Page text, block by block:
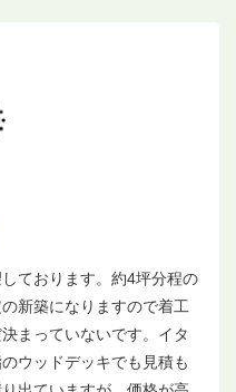
ております。約4坪分程の
新築になりますので着工
まっていないです。イタ
ウッドデッキでも見積も